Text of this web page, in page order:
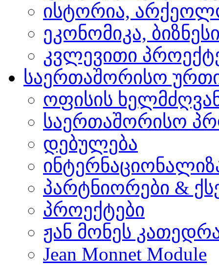
ისტორია,
ეკონომიკა,
კვლევითი
საერთაშორისო
ოფისის
საერთაშორისო
დებულება
პარტნიორები &
პროექტები
ჟან მონეს
Jean Monnet Module